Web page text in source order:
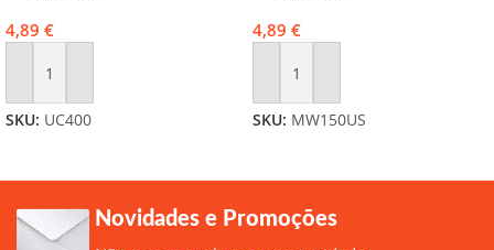
4,89 €
Adicionar
SKU: UC400
4,89 €
Adicionar
SKU: MW150US
Novidades e Promoções